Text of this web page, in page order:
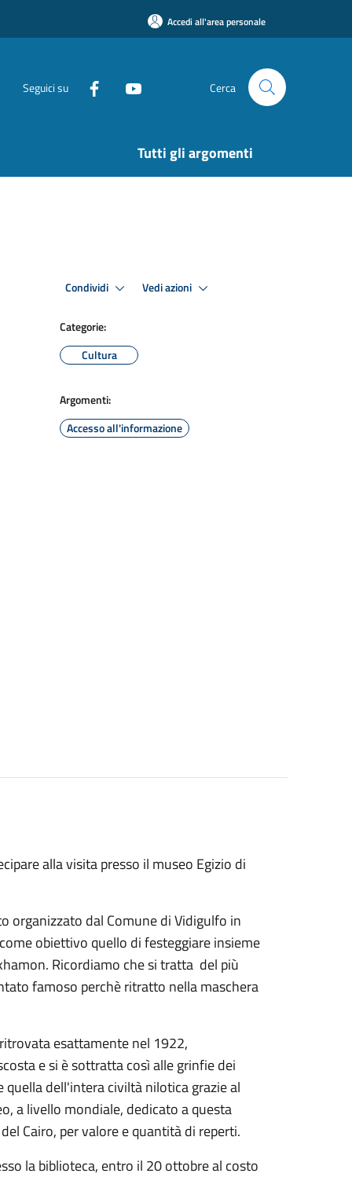
Accedi all'area personale
Seguici su Cerca
Tutti gli argomenti
Condividi Vedi azioni
Categorie:
Cultura
Argomenti:
Accesso all'informazione
alla visita presso il museo Egizio di
organizzato dal Comune di Vidigulfo in
obiettivo quello di festeggiare insieme
Ricordiamo che si tratta del più
famoso perchè ritratto nella maschera
esattamente nel 1922,
e si è sottratta così alle grinfie dei
quella dell'intera civiltà nilotica grazie al
a livello mondiale, dedicato a questa
Cairo, per valore e quantità di reperti.
la biblioteca, entro il 20 ottobre al costo